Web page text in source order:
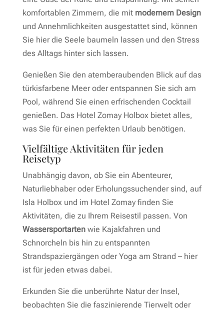
komfortablen Zimmern, die mit modernem Design
und Annehmlichkeiten ausgestattet sind, können
Sie hier die Seele baumeln lassen und den Stress
des Alltags hinter sich lassen.
Genießen Sie den atemberaubenden Blick auf das
türkisfarbene Meer oder entspannen Sie sich am
Pool, während Sie einen erfrischenden Cocktail
genießen. Das Hotel Zomay Holbox bietet alles,
was Sie für einen perfekten Urlaub benötigen.
Vielfältige Aktivitäten für jeden
Reisetyp
Unabhängig davon, ob Sie ein Abenteurer,
Naturliebhaber oder Erholungssuchender sind, auf
Isla Holbox und im Hotel Zomay finden Sie
Aktivitäten, die zu Ihrem Reisestil passen. Von
Wassersportartenwie Kajakfahren und
Schnorcheln bis hin zu entspannten
Strandspaziergängen oder Yoga am Strand – hier
ist für jeden etwas dabei.
Erkunden Sie die unberührte Natur der Insel,
beobachten Sie die faszinierende Tierwelt oder